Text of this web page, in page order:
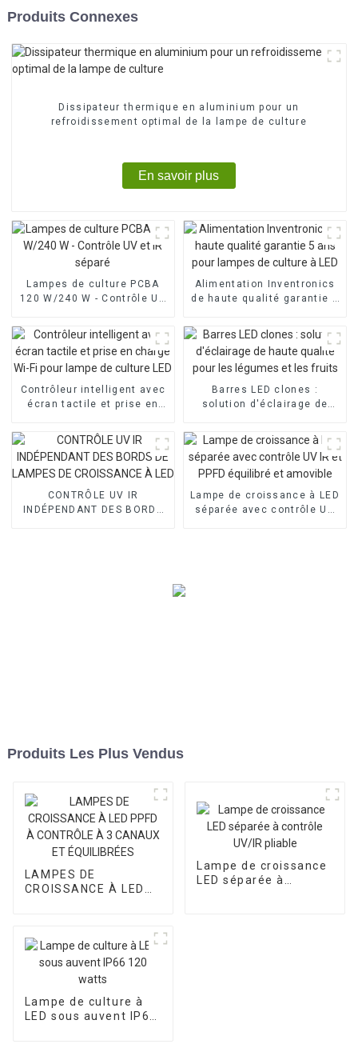
Produits Connexes
Dissipateur thermique en aluminium pour un
refroidissement optimal de la lampe de culture
En savoir plus
Lampes de culture PCBA
120 W/240 W - Contrôle UV
Alimentation Inventronics
de haute qualité garantie 5
à LED
Contrôleur intelligent avec
écran tactile et prise en
culture LED
Barres LED clones :
solution d'éclairage de
légumes et les fruits
CONTRÔLE UV IR
INDÉPENDANT DES BORDS
Lampe de croissance à LED
séparée avec contrôle UV
Produits Les Plus Vendus
LAMPES DE
CROISSANCE À LED
Lampe de croissance
LED séparée à
Lampe de culture à
LED sous auvent IP66